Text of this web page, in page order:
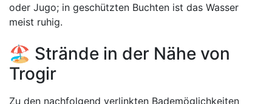
oder Jugo; in geschützten Buchten ist das Wasser
meist ruhig.
🏖️ Strände in der Nähe von
Trogir
Zu den nachfolgend verlinkten Bademöglichkeiten